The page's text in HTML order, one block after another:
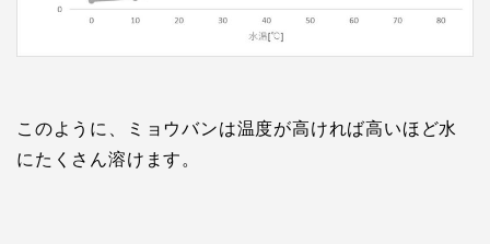
このように、ミョウバンは温度が高ければ高いほど水
にたくさん溶けます。